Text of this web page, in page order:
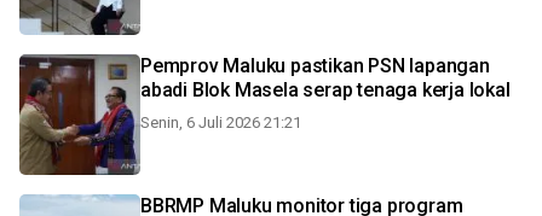
Pemprov Maluku pastikan PSN lapangan
abadi Blok Masela serap tenaga kerja lokal
Senin, 6 Juli 2026 21:21
BBRMP Maluku monitor tiga program